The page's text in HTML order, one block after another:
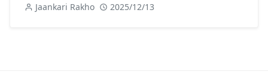
Jaankari Rakho 2025/12/13